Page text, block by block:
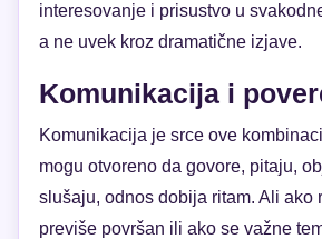
interesovanje i prisustvo u
a ne uvek kroz dramatične izjave.
Komunikacija i
Komunikacija je srce ove
mogu otvoreno da govore, pitaju,
slušaju, odnos dobija ritam. Ali ako
previše površan ili ako se važne